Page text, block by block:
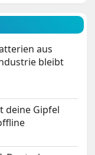
aus
bleibt
deine Gipfel